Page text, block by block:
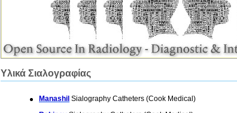
Υλικά Σιαλογραφίας
Manashil Sialography Catheters (Cook Medical)